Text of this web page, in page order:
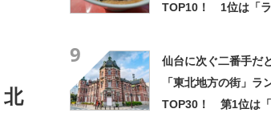
TOP10！ 1位は「
9
仙台に次ぐ二番手だ
「東北地方の街」ラ
TOP30！ 第1位は